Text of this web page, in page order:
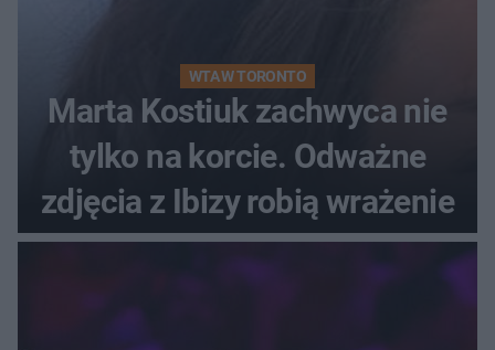
WTA W TORONTO
Marta Kostiuk zachwyca nie
tylko na korcie. Odważne
zdjęcia z Ibizy robią wrażenie